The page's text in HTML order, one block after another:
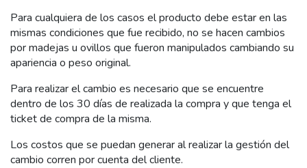
Para cualquiera de los casos el producto debe estar en las
mismas condiciones que fue recibido, no se hacen cambios
por madejas u ovillos que fueron manipulados cambiando su
apariencia o peso original.
Para realizar el cambio es necesario que se encuentre
dentro de los 30 días de realizada la compra y que tenga el
ticket de compra de la misma.
Los costos que se puedan generar al realizar la gestión del
cambio corren por cuenta del cliente.